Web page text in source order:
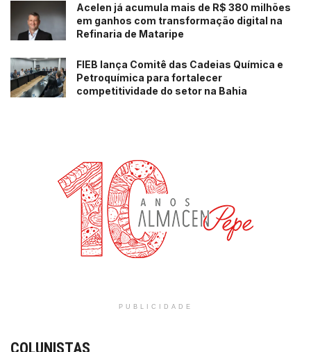
Acelen já acumula mais de R$ 380 milhões
em ganhos com transformação digital na
Refinaria de Mataripe
FIEB lança Comitê das Cadeias Química e
Petroquímica para fortalecer
competitividade do setor na Bahia
PUBLICIDADE
COLUNISTAS